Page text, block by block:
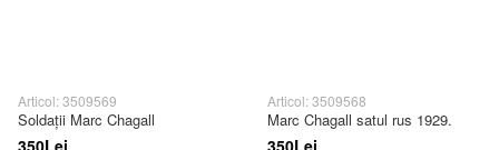
Articol: 3509569
Soldații Marc Chagall
350Lei
Articol: 3509568
Marc Chagall satul rus 1929.
350Lei